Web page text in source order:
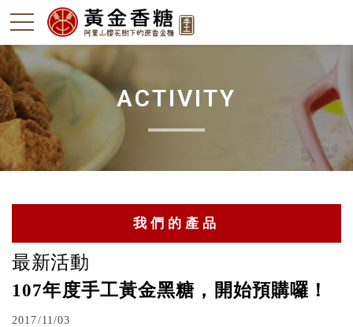
ACTIVITY
我們的產品
阿里山黑糖
最新活動
107年度手工黃金黑糖，開始預購囉！
2017/11/03